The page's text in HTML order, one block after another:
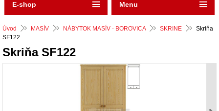
Úvod MASÍV NÁBYTOK MASÍV - BOROVICA SKRINE
Skriňa
SF122
Skriňa SF122
E-shop Menu